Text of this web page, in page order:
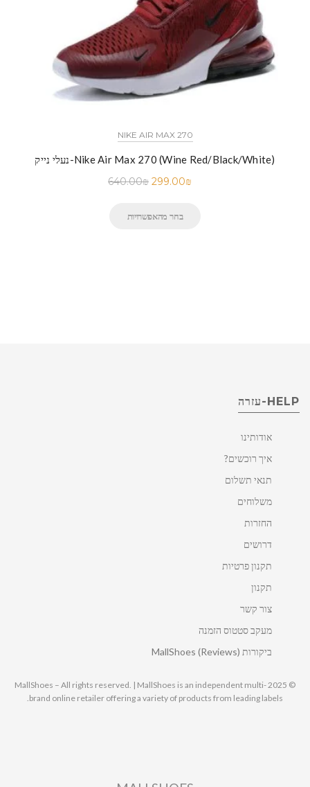
NIKE AIR MAX 270
נעלי נייק-Nike Air Max 270 (Wine Red/Black/White)
640.00₪ 299.00₪
בחר מהאפשרויות
HELP-עזרה
אודותינו
איך רוכשים?
תנאי תשלום
משלוחים
החזרות
דרושים
תקנון פרטיות
תקנון
צור קשר
מעקב סטטוס הזמנה
ביקורות MallShoes (Reviews)
© 2025 MallShoes – All rights reserved. | MallShoes is an independent multi-
brand online retailer offering a variety of products from leading labels.